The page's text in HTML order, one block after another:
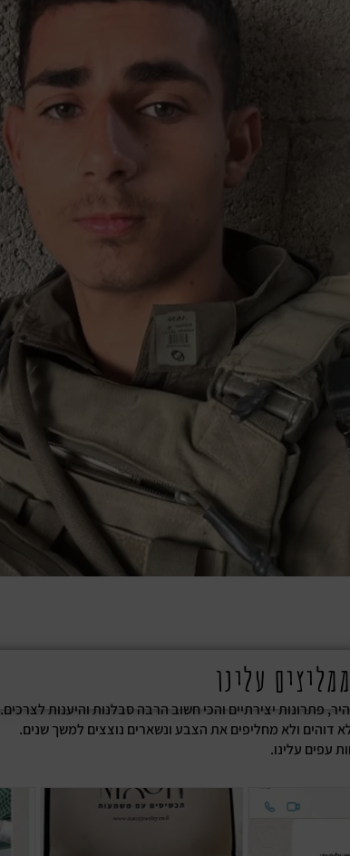
עלינו
פתרונות יצירתיים והכי חשוב הרבה סבלנות והיענות לצרכים.
דוהים ולא מחליפים את הצבע ונשארים נוצצים למשך שנים.
עפים עלינו.